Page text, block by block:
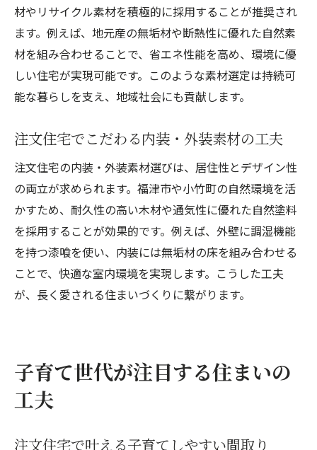
材やリサイクル素材を積極的に採用することが推奨され
ます。例えば、地元産の無垢材や断熱性に優れた自然素
材を組み合わせることで、省エネ性能を高め、環境に優
しい住宅が実現可能です。このような素材選定は持続可
能な暮らしを支え、地域社会にも貢献します。
注文住宅でこだわる内装・外装素材の工夫
注文住宅の内装・外装素材選びは、居住性とデザイン性
の両立が求められます。福津市や小竹町の自然環境を活
かすため、耐久性の高い木材や通気性に優れた自然塗料
を採用することが効果的です。例えば、外壁に調湿機能
を持つ漆喰を使い、内装には無垢材の床を組み合わせる
ことで、快適な室内環境を実現します。こうした工夫
が、長く愛される住まいづくりに繋がります。
子育て世代が注目する住まいの
工夫
注文住宅で叶える子育てしやすい間取り